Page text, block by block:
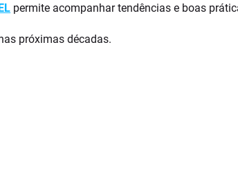
permite acompanhar tendências e boas
próximas décadas.